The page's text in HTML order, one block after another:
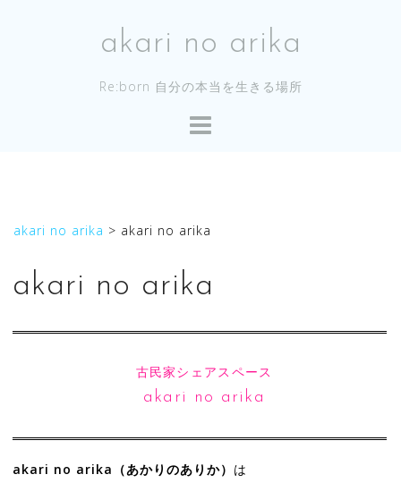
akari no arika
Re:born 自分の本当を生きる場所
akari no arika > akari no arika
akari no arika
古民家シェアスペース
akari no arika
akari no arika（あかりのありか） は